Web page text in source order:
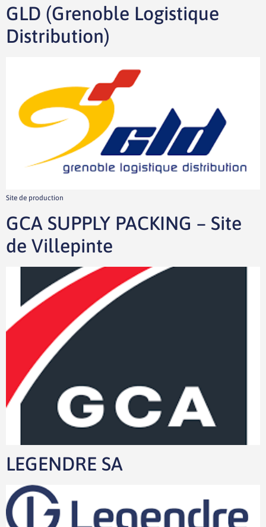
GLD (Grenoble Logistique
Distribution)
Site de production
GCA SUPPLY PACKING – Site
de Villepinte
LEGENDRE SA